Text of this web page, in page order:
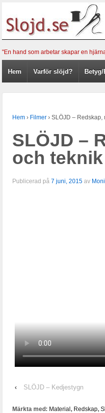
"En hand som arbetar skapar en
Meny
Hem Varför slöjd?
Hem › Filmer › SLÖJD – Redskap,
SLÖJD –
och teknik
Publicerad på 7 juni, 2015 av
‹ SLÖJD – Kedjestygn
Märkta med: Material, Redskap,